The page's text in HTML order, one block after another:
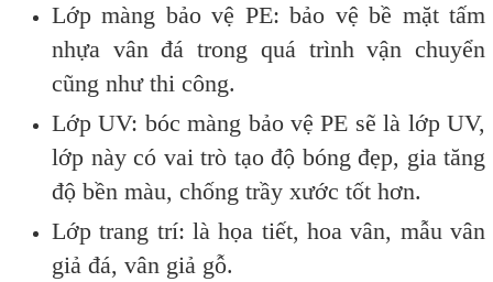
Lớp màng bảo vệ PE: bảo vệ bề mặt tấm
nhựa vân đá trong quá trình vận chuyển
cũng như thi công.
Lớp UV: bóc màng bảo vệ PE sẽ là lớp UV,
lớp này có vai trò tạo độ bóng đẹp, gia tăng
độ bền màu, chống trầy xước tốt hơn.
Lớp trang trí: là họa tiết, hoa vân, mẫu vân
giả đá, vân giả gỗ.